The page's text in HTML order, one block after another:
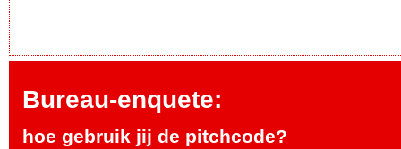
Bureau-enquete:
hoe gebruik jij de pitchcode?